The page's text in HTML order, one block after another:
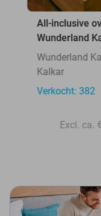
All-inclusive
Wunderland
Wunderland
Kalkar
Verkocht: 382
Excl. ca.